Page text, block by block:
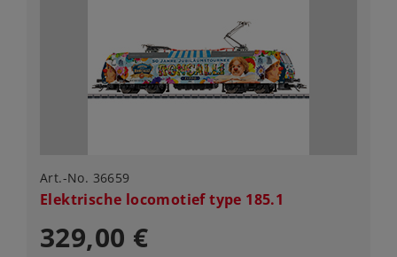
Art.-No. 36659
Elektrische locomotief type 185.1
329,00 €